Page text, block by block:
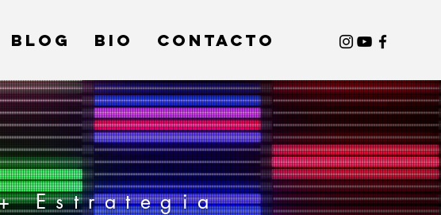
BLOG BIO Contacto
Estrategia